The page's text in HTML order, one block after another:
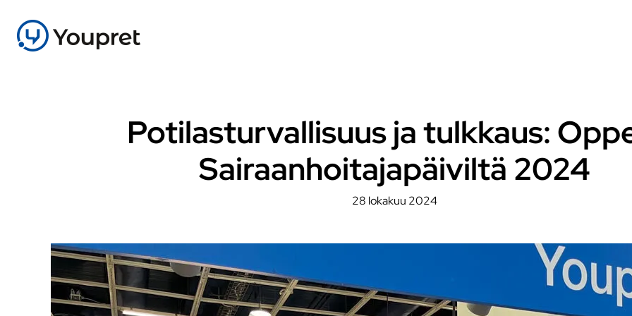
Potilasturvallisuus ja tulkkaus:
Sairaanhoitajapäiviltä 2024
28 lokakuu 2024